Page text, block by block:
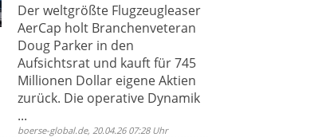
Der weltgrößte Flugzeugleaser
AerCap holt Branchenveteran
Doug Parker in den
Aufsichtsrat und kauft für 745
Millionen Dollar eigene Aktien
zurück. Die operative Dynamik
...
boerse-global.de, 20.04.26 07:28 Uhr